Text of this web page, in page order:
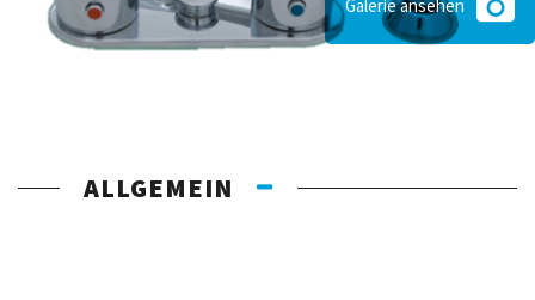
Galerie ansehen
ALLGEMEIN